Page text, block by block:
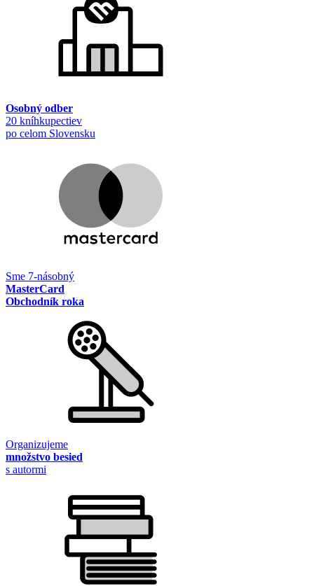
Osobný odber
20 kníhkupectiev
po celom Slovensku
Sme 7-násobný
MasterCard
Obchodník roka
Organizujeme
množstvo besied
s autormi